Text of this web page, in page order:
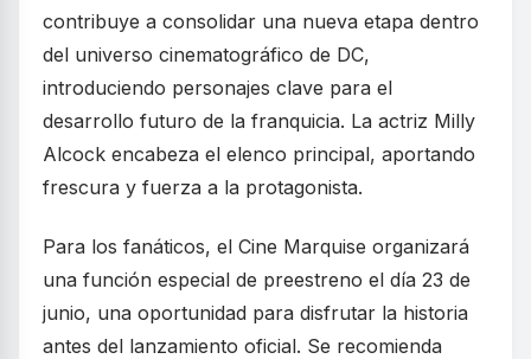
contribuye a consolidar una nueva etapa dentro
del universo cinematográfico de DC,
introduciendo personajes clave para el
desarrollo futuro de la franquicia. La actriz Milly
Alcock encabeza el elenco principal, aportando
frescura y fuerza a la protagonista.
Para los fanáticos, el Cine Marquise organizará
una función especial de preestreno el día 23 de
junio, una oportunidad para disfrutar la historia
antes del lanzamiento oficial. Se recomienda